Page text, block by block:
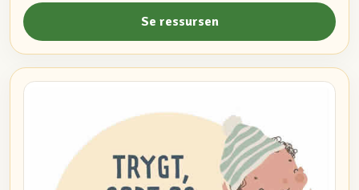
Se ressursen